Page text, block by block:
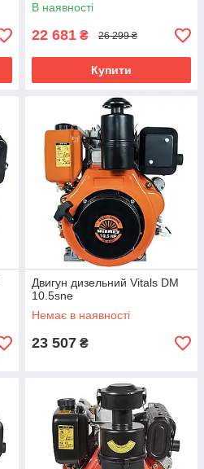
В наявності
22 681 ₴ 26 299 ₴
Купити
Двигун дизельний Vitals DM
10.5sne
Немає в наявності
23 507 ₴